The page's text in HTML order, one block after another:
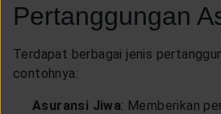
Pertanggungan
Terdapat berbagai jenis
contohnya:
Asuransi Jiwa: Memberikan